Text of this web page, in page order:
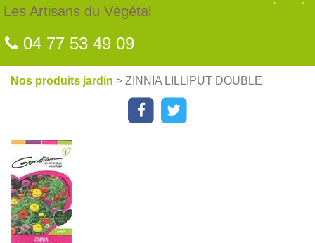
Les Artisans du Végétal
04 77 53 49 09
Nos produits jardin > ZINNIA LILLIPUT DOUBLE